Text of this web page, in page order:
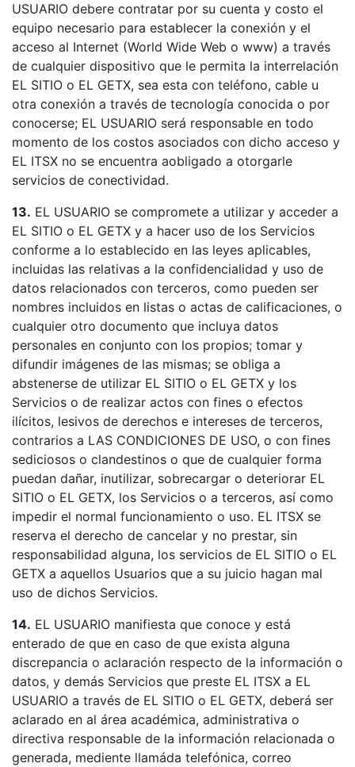
USUARIO debere contratar por su cuenta y costo el
equipo necesario para establecer la conexión y el
acceso al Internet (World Wide Web o www) a través
de cualquier dispositivo que le permita la interrelación
EL SITIO o EL GETX, sea esta con teléfono, cable u
otra conexión a través de tecnología conocida o por
conocerse; EL USUARIO será responsable en todo
momento de los costos asociados con dicho acceso y
EL ITSX no se encuentra aobligado a otorgarle
servicios de conectividad.
13. EL USUARIO se compromete a utilizar y acceder a
EL SITIO o EL GETX y a hacer uso de los Servicios
conforme a lo establecido en las leyes aplicables,
incluidas las relativas a la confidencialidad y uso de
datos relacionados con terceros, como pueden ser
nombres incluidos en listas o actas de calificaciones, o
cualquier otro documento que incluya datos
personales en conjunto con los propios; tomar y
difundir imágenes de las mismas; se obliga a
abstenerse de utilizar EL SITIO o EL GETX y los
Servicios o de realizar actos con fines o efectos
ilícitos, lesivos de derechos e intereses de terceros,
contrarios a LAS CONDICIONES DE USO, o con fines
sediciosos o clandestinos o que de cualquier forma
puedan dañar, inutilizar, sobrecargar o deteriorar EL
SITIO o EL GETX, los Servicios o a terceros, así como
impedir el normal funcionamiento o uso. EL ITSX se
reserva el derecho de cancelar y no prestar, sin
responsabilidad alguna, los servicios de EL SITIO o EL
GETX a aquellos Usuarios que a su juicio hagan mal
uso de dichos Servicios.
14. EL USUARIO manifiesta que conoce y está
enterado de que en caso de que exista alguna
discrepancia o aclaración respecto de la información o
datos, y demás Servicios que preste EL ITSX a EL
USUARIO a través de EL SITIO o EL GETX, deberá ser
aclarado en al área académica, administrativa o
directiva responsable de la información relacionada o
generada, mediente llamáda telefónica, correo